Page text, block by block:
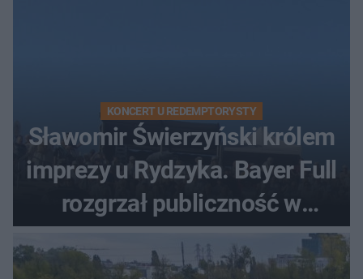
KONCERT U REDEMPTORYSTY
Sławomir Świerzyński królem
imprezy u Rydzyka. Bayer Full
rozgrzał publiczność w
Toruniu